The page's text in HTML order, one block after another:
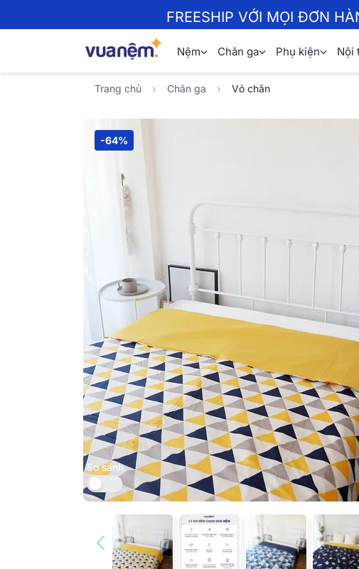
FREESHIP VỚI MỌI ĐƠN
Nệm Chăn ga Phụ kiện Nội
Trang chủ Chăn ga Vỏ chăn
-64%
So sánh